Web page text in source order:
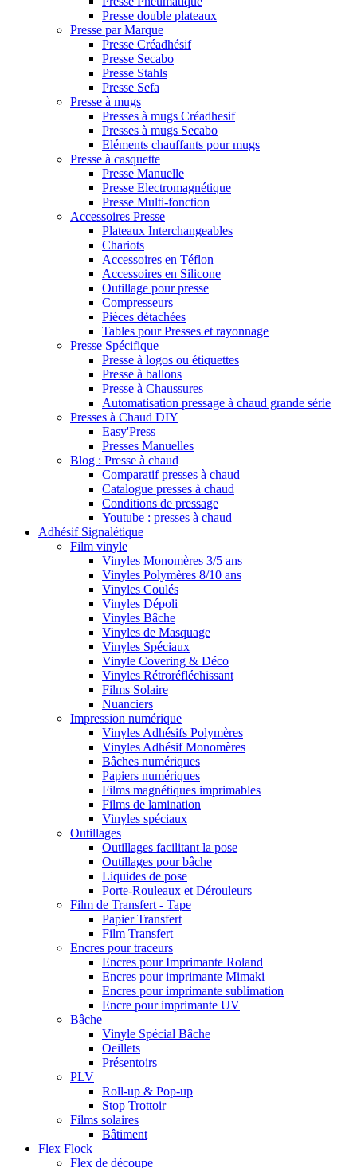
Presse double plateaux
Presse par Marque
Presse Créadhésif
Presse Secabo
Presse Stahls
Presse Sefa
Presse à mugs
Presses à mugs Créadhesif
Presses à mugs Secabo
Eléments chauffants pour mugs
Presse à casquette
Presse Manuelle
Presse Electromagnétique
Presse Multi-fonction
Accessoires Presse
Plateaux Interchangeables
Chariots
Accessoires en Téflon
Accessoires en Silicone
Outillage pour presse
Compresseurs
Pièces détachées
Tables pour Presses et rayonnage
Presse Spécifique
Presse à logos ou étiquettes
Presse à ballons
Presse à Chaussures
Automatisation pressage à chaud grande série
Presses à Chaud DIY
Easy'Press
Presses Manuelles
Blog : Presse à chaud
Comparatif presses à chaud
Catalogue presses à chaud
Conditions de pressage
Youtube : presses à chaud
Adhésif Signalétique
Film vinyle
Vinyles Monomères 3/5 ans
Vinyles Polymères 8/10 ans
Vinyles Coulés
Vinyles Dépoli
Vinyles Bâche
Vinyles de Masquage
Vinyles Spéciaux
Vinyle Covering & Déco
Vinyles Rétroréfléchissant
Films Solaire
Nuanciers
Impression numérique
Vinyles Adhésifs Polymères
Vinyles Adhésif Monomères
Bâches numériques
Papiers numériques
Films magnétiques imprimables
Films de lamination
Vinyles spéciaux
Outillages
Outillages facilitant la pose
Outillages pour bâche
Liquides de pose
Porte-Rouleaux et Dérouleurs
Film de Transfert - Tape
Papier Transfert
Film Transfert
Encres pour traceurs
Encres pour Imprimante Roland
Encres pour imprimante Mimaki
Encres pour imprimante sublimation
Encre pour imprimante UV
Bâche
Vinyle Spécial Bâche
Oeillets
Présentoirs
PLV
Roll-up & Pop-up
Stop Trottoir
Films solaires
Bâtiment
Flex Flock
Flex de découpe